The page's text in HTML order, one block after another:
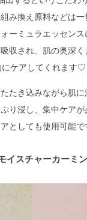
み換え原料などは
ーミュラエッセン
収され、肌の奥深
にケアしてくれます♡
たき込みながら肌に
り浸し、集中ケア
としても使用可能で
イスチャーカーミ